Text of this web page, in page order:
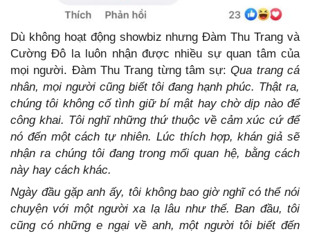
Dù không hoạt động showbiz nhưng Đàm Thu Trang và
Cường Đô la luôn nhận được nhiều sự quan tâm của
mọi người. Đàm Thu Trang từng tâm sự:Qua trang cá
nhân, mọi người cũng biết tôi đang hạnh phúc. Thật ra,
chúng tôi không cố tình giữ bí mật hay chờ dịp nào để
công khai. Tôi nghĩ những thứ thuộc về cảm xúc cứ để
nó đến một cách tự nhiên. Lúc thích hợp, khán giả sẽ
nhận ra chúng tôi đang trong mối quan hệ, bằng cách
này hay cách khác.
Ngày đầu gặp anh ấy, tôi không bao giờ nghĩ có thể nói
chuyện với một người xa lạ lâu như thế. Ban đầu, tôi
cũng có những e ngại về anh, một người tôi biết đến